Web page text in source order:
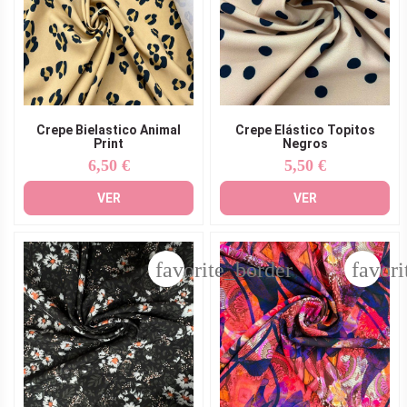
Crepe Bielastico Animal
Print
Precio
6,50 €
VER
Crepe Elástico Topitos
Negros
Precio
5,50 €
VER
favorite_border